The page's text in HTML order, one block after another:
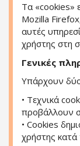
Τα «cookies»
Mozilla
αυτές
χρήστης στη
Γενικές
Υπάρχουν δύο
• Τεχνικά
προβάλλουν
• Cookies
χρήστης κατά